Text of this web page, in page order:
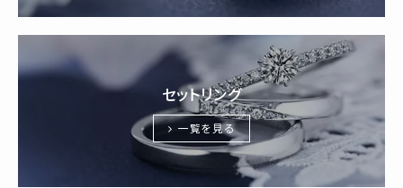
セットリング
一覧を見る